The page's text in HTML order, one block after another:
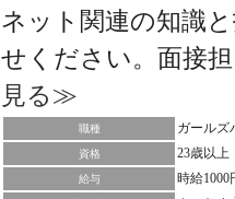
ネット関連の知識
せください。面接
見る≫
職種 ガールズ
資格 23歳以上
給与 時給1000